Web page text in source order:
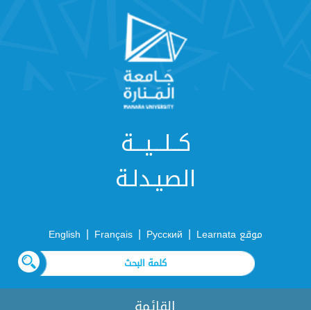
كــلـــيـــة
الصيـدلـة
موقع Learnata |
Русский
|
Français
|
English